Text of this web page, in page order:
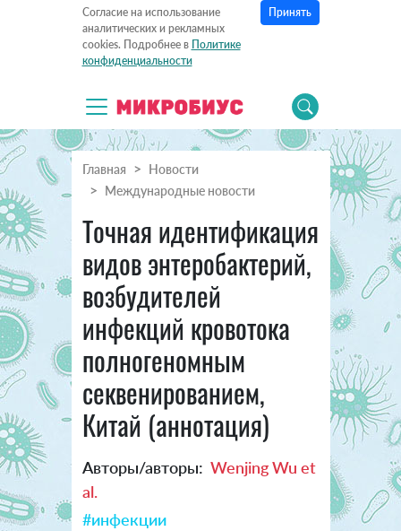
Согласие на использование
аналитических и рекламных
cookies. Подробнее в Политике
конфиденциальности
Принять
Главная
Новости
Международные новости
Точная идентификация
видов энтеробактерий,
возбудителей
инфекций кровотока
полногеномным
секвенированием,
Китай (аннотация)
Авторы/авторы: Wenjing Wu et
al.
#инфекции